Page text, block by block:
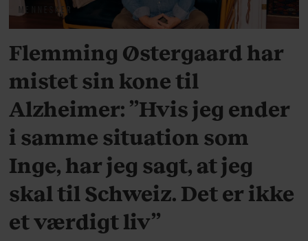
MENNESKER
Flemming Østergaard har
mistet sin kone til
Alzheimer: ”Hvis jeg ender
i samme situation som
Inge, har jeg sagt, at jeg
skal til Schweiz. Det er ikke
et værdigt liv”